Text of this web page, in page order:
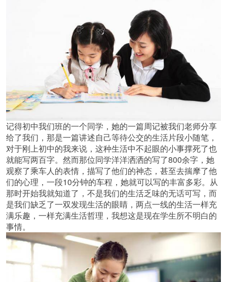
记得初中我们班的一个同学，她的一篇周记被我们老师分享
给了我们，那是一篇讲述自己等待公交的生活片段小随笔，
对于刚上初中的我来说，这种生活中不起眼的小事撑死了也
就能写两百字。然而那位同学洋洋洒洒的写了800余字，她
观察了乘车人的表情，描写了他们的神态，甚至去揣摩了他
们的心理，一段10分钟的车程，她就可以写的丰富多彩。从
那时开始我就知道了，不是我们的生活乏味的无话可写，而
是我们缺乏了一双发现生活的眼睛，两点一线的生活一样充
满乐趣，一样充满生活哲理，我想这是现在学生所不明白的
事情。